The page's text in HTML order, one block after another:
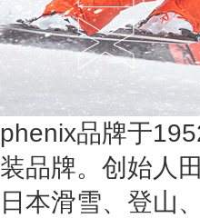
phenix品牌于
装品牌。创始人
日本滑雪、登山